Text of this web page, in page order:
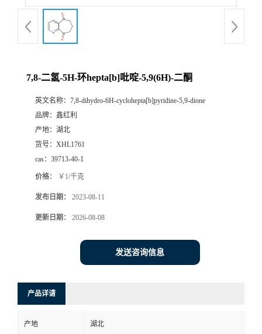
7,8-二氢-5H-环hepta[b]吡啶-5,9(6H)-二酮
英文名称： 7,8-dihydro-6H-cyclohepta[b]pyridine-5,9-dione
品牌： 鑫红利
产地： 湖北
货号： XHL1761
cas： 39713-40-1
价格： ￥1/千克
发布日期： 2023-08-11
更新日期： 2026-08-08
发送咨询信息
产品详请
产地 湖北